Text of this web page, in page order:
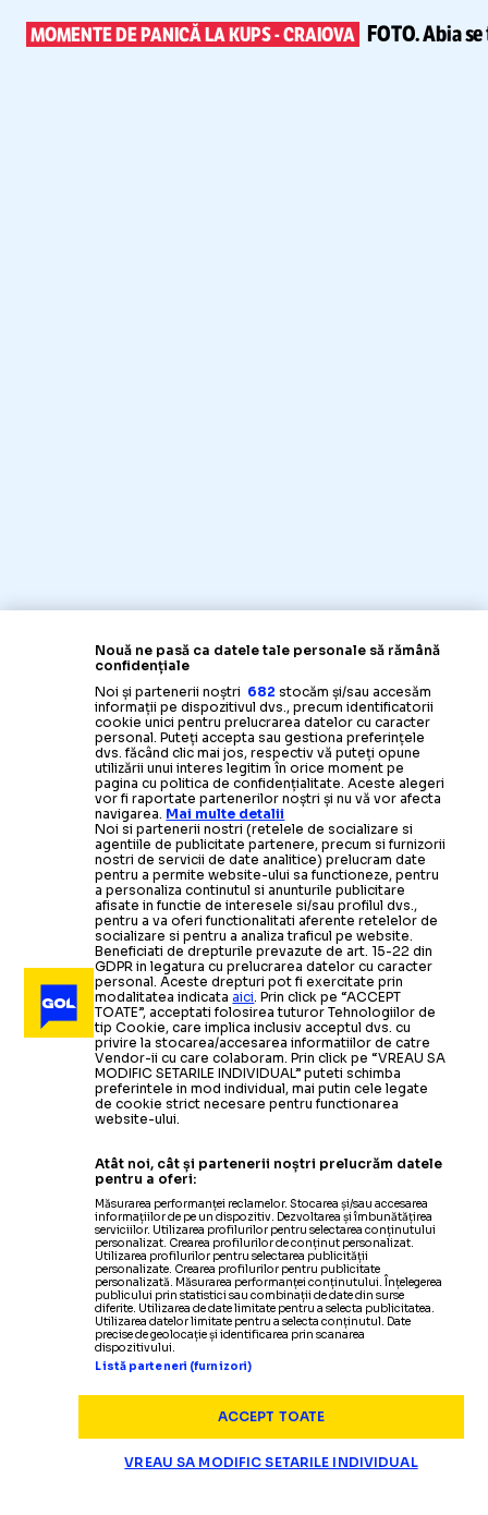
MOMENTE DE PANICĂ LA KUPS-CRAIOVA FOTO.Abia
Nouă ne pasă ca datele tale personale să rămână
confidențiale
Noi și partenerii noștri 682 stocăm și/sau accesăm
informații pe dispozitivul dvs., precum identificatorii
cookie unici pentru prelucrarea datelor cu caracter
personal. Puteți accepta sau gestiona preferințele
dvs. făcând clic mai jos, respectiv vă puteți opune
utilizării unui interes legitim în orice moment pe
pagina cu politica de confidențialitate. Aceste alegeri
vor fi raportate partenerilor noștri și nu vă vor afecta
navigarea. Mai multe detalii
Noi si partenerii nostri (retelele de socializare si
agentiile de publicitate partenere, precum si furnizorii
nostri de servicii de date analitice) prelucram date
pentru a permite website-ului sa functioneze, pentru
a personaliza continutul si anunturile publicitare
afisate in functie de interesele si/sau profilul dvs.,
pentru a va oferi functionalitati aferente retelelor de
socializare si pentru a analiza traficul pe website.
Beneficiati de drepturile prevazute de art. 15-22 din
GDPR in legatura cu prelucrarea datelor cu caracter
personal. Aceste drepturi pot fi exercitate prin
modalitatea indicataaici. Prin click pe “ACCEPT
TOATE”, acceptati folosirea tuturor Tehnologiilor de
tip Cookie, care implica inclusiv acceptul dvs. cu
privire la stocarea/accesarea informatiilor de catre
Vendor-ii cu care colaboram. Prin click pe “VREAU SA
MODIFIC SETARILE INDIVIDUAL” puteti schimba
preferintele in mod individual, mai putin cele legate
de cookie strict necesare pentru functionarea
website-ului.
Atât noi, cât și partenerii noștri prelucrăm datele
pentru a oferi:
Măsurarea performanței reclamelor. Stocarea și/sau accesarea
informațiilor de pe un dispozitiv. Dezvoltarea și îmbunătățirea
serviciilor. Utilizarea profilurilor pentru selectarea conținutului
personalizat. Crearea profilurilor de conținut personalizat.
Utilizarea profilurilor pentru selectarea publicității
personalizate. Crearea profilurilor pentru publicitate
personalizată. Măsurarea performanței conținutului. Înțelegerea
publicului prin statistici sau combinații de date din surse
diferite. Utilizarea de date limitate pentru a selecta publicitatea.
Utilizarea datelor limitate pentru a selecta conținutul. Date
precise de geolocație și identificarea prin scanarea
dispozitivului.
Listă parteneri (furnizori)
ACCEPT TOATE
VREAU SA MODIFIC SETARILE INDIVIDUAL